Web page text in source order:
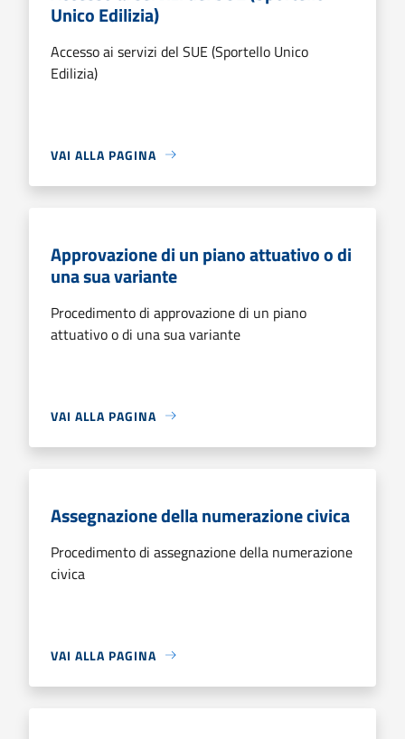
Unico Edilizia)
Accesso ai servizi del SUE (Sportello Unico
Edilizia)
VAI ALLA PAGINA
Approvazione di un piano attuativo o di
una sua variante
Procedimento di approvazione di un piano
attuativo o di una sua variante
VAI ALLA PAGINA
Assegnazione della numerazione civica
Procedimento di assegnazione della numerazione
civica
VAI ALLA PAGINA